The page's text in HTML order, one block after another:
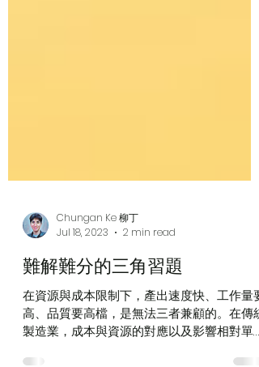
Chungan Ke 柳丁
Jul 18, 2023
2 min read
難解難分的三角習題
在資源與成本限制下，產出速度快、工作量要
高、品質要高檔，是無法三者兼顧的。在傳統